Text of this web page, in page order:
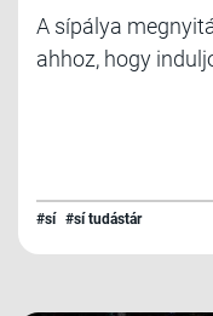
A sípálya
ahhoz, hogy
#sí #sí tudástár